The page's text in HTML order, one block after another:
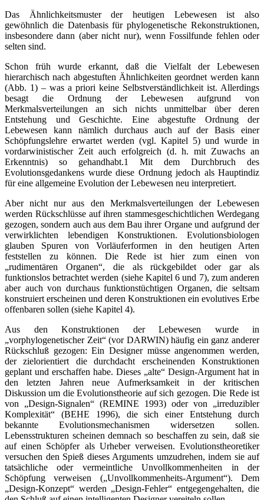
Das Ähnlichkeitsmuster der heutigen Lebewesen ist also
gewöhnlich die Datenbasis für phylogenetische Rekonstruktionen,
insbesondere dann (aber nicht nur), wenn Fossilfunde fehlen oder
selten sind.
Schon früh wurde erkannt, daß die Vielfalt der Lebewesen
hierarchisch nach abgestuften Ähnlichkeiten geordnet werden kann
(Abb. 1) – was a priori keine Selbstverständlichkeit ist. Allerdings
besagt die Ordnung der Lebewesen aufgrund von
Merkmalsverteilungen an sich nichts unmittelbar über deren
Entstehung und Geschichte. Eine abgestufte Ordnung der
Lebewesen kann nämlich durchaus auch auf der Basis einer
Schöpfungslehre erwartet werden (vgl. Kapitel 5) und wurde in
vordarwinistischer Zeit auch erfolgreich (d. h. mit Zuwachs an
Erkenntnis) so gehandhabt.1 Mit dem Durchbruch des
Evolutionsgedankens wurde diese Ordnung jedoch als Hauptindiz
für eine allgemeine Evolution der Lebewesen neu interpretiert.
Aber nicht nur aus den Merkmalsverteilungen der Lebewesen
werden Rückschlüsse auf ihren stammesgeschichtlichen Werdegang
gezogen, sondern auch aus dem Bau ihrer Organe und aufgrund der
verwirklichten lebendigen Konstruktionen. Evolutionsbiologen
glauben Spuren von Vorläuferformen in den heutigen Arten
feststellen zu können. Die Rede ist hier zum einen von
„rudimentären Organen“, die als rückgebildet oder gar als
funktionslos betrachtet werden (siehe Kapitel 6 und 7), zum anderen
aber auch von durchaus funktionstüchtigen Organen, die seltsam
konstruiert erscheinen und deren Konstruktionen ein evolutives Erbe
offenbaren sollen (siehe Kapitel 4).
Aus den Konstruktionen der Lebewesen wurde in
„vorphylogenetischer Zeit“ (vor DARWIN) häufig ein ganz anderer
Rückschluß gezogen: Ein Designer müsse angenommen werden,
der zielorientiert die durchdacht erscheinenden Konstruktionen
geplant und erschaffen habe. Dieses „alte“ Design-Argument hat in
den letzten Jahren neue Aufmerksamkeit in der kritischen
Diskussion um die Evolutionstheorie auf sich gezogen. Die Rede ist
von „Design-Signalen“ (REMINE 1993) oder von „irreduzibler
Komplexität“ (BEHE 1996), die sich einer Entstehung durch
bekannte Evolutionsmechanismen widersetzen sollen.
Lebensstrukturen scheinen demnach so beschaffen zu sein, daß sie
auf einen Schöpfer als Urheber verweisen. Evolutionstheoretiker
versuchen den Spieß dieses Arguments umzudrehen, indem sie auf
tatsächliche oder vermeintliche Unvollkommenheiten in der
Schöpfung verweisen („Unvollkommenheits-Argument“). Dem
„Design-Konzept“ werden „Design-Fehler“ entgegengehalten, die